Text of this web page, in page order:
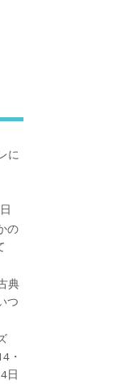
に
の
典
つ
・
日